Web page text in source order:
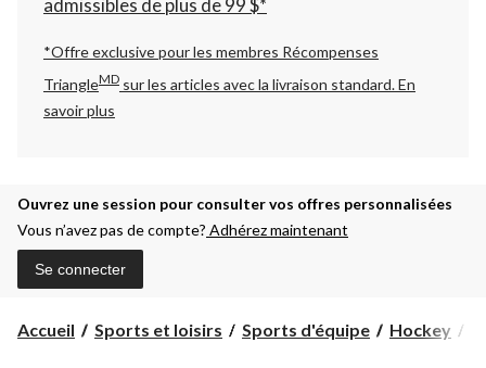
admissibles de plus de 99 $*
*Offre exclusive pour les membres Récompenses
TriangleMD sur les articles avec la livraison standard.En
savoir plus
Ouvrez une session pour consulter vos offres personnalisées
Vous n’avez pas de compte? Adhérez maintenant
Se connecter
Accueil Sports et loisirs Sports d'équipe Hockey